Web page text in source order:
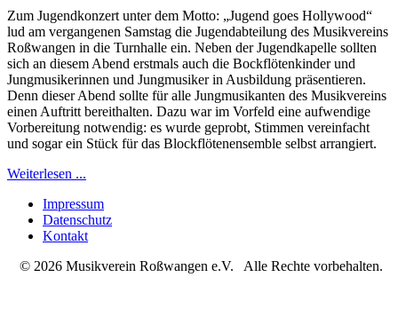
Zum Jugendkonzert unter dem Motto: „Jugend goes Hollywood“
lud am vergangenen Samstag die Jugendabteilung des Musikvereins
Roßwangen in die Turnhalle ein. Neben der Jugendkapelle sollten
sich an diesem Abend erstmals auch die Bockflötenkinder und
Jungmusikerinnen und Jungmusiker in Ausbildung präsentieren.
Denn dieser Abend sollte für alle Jungmusikanten des Musikvereins
einen Auftritt bereithalten. Dazu war im Vorfeld eine aufwendige
Vorbereitung notwendig: es wurde geprobt, Stimmen vereinfacht
und sogar ein Stück für das Blockflötenensemble selbst arrangiert.
Weiterlesen ...
Impressum
Datenschutz
Kontakt
© 2026 Musikverein Roßwangen e.V. Alle Rechte vorbehalten.